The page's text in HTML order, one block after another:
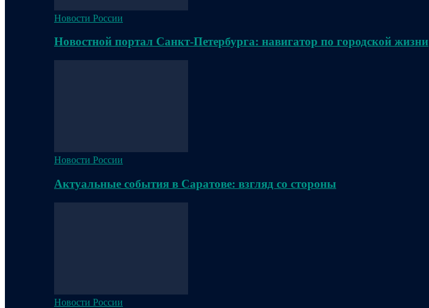
Новости России
Новостной портал Санкт-Петербурга: навигатор по городской жизни
Новости России
Актуальные события в Саратове: взгляд со стороны
Новости России